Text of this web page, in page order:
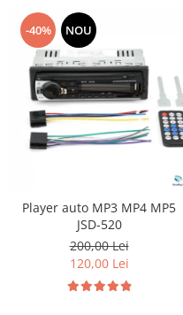
-40% NOU
Player auto MP3 MP4 MP5
JSD-520
200,00 Lei
120,00 Lei